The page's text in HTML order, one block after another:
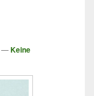
—Keine